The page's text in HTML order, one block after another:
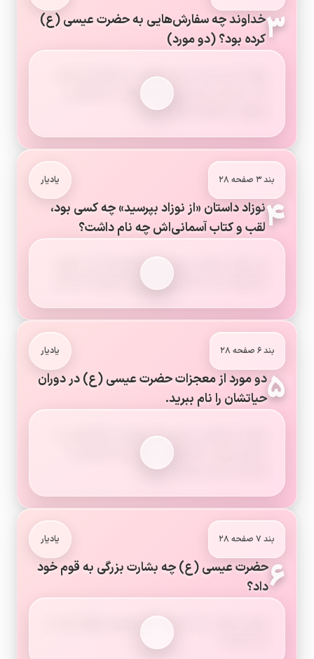
۳خداوند چه سفارش‌هایی به حضرت عیسی (ع)
کرده بود؟ (دو مورد)
اینکه تا زنده است نماز بخواند، به نیازمندان کمک
کند، نسبت به مادرش مهربان باشد و ستمکار و
بند ۳ صفحه ۲۸ یادیار
۴نوزاد داستان «از نوزاد بپرسید» چه کسی بود،
لقب و کتاب آسمانی‌اش چه نام داشت؟
این نوزاد «حضرت عیسیٰ علیه السلام» است. لقبش
«مسیح» است و کتاب آسمانی او، «انجیل» نام دارد.
بند ۶ صفحه ۲۸ یادیار
۵دو مورد از معجزات حضرت عیسی (ع) در دوران
حیاتشان را نام ببرید.
ایشان به فرمان و یاری خدا بیماران درمان‌ناپذیر را
درمان می‌کرد، نابینایان مادرزاد را بینا می‌کرد و
بند ۷ صفحه ۲۸ یادیار
۶حضرت عیسی (ع) چه بشارت بزرگی به قوم خود
داد؟
ایشان بشارت داد که بعد از او پیامبری خواهد آمد به